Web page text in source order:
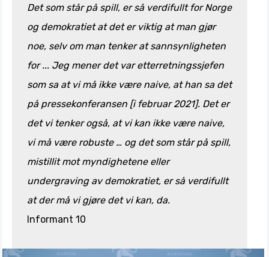
Det som står på spill, er så verdifullt for Norge
og demokratiet at det er viktig at man gjør
noe, selv om man tenker at sannsynligheten
for ... Jeg mener det var etterretningssjefen
som sa at vi må ikke være naive, at han sa det
på pressekonferansen [i februar 2021]. Det er
det vi tenker også, at vi kan ikke være naive,
vi må være robuste … og det som står på spill,
mistillit mot myndighetene eller
undergraving av demokratiet, er så verdifullt
at der må vi gjøre det vi kan, da.
Informant 10